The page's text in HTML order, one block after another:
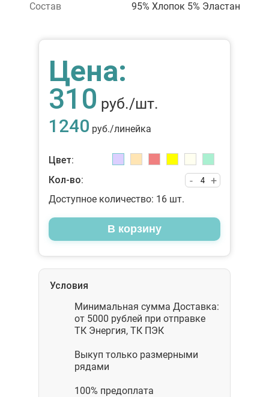
Состав
95% Хлопок 5% Эластан
Цена:
310 руб./шт.
1240 руб./линейка
Цвет:
Кол-во:
+
-
Доступное количество: 16 шт.
В корзину
Условия
Минимальная сумма Доставка:
от 5000 рублей при отправке
ТК Энергия, ТК ПЭК
Выкуп только размерными
рядами
100% предоплата